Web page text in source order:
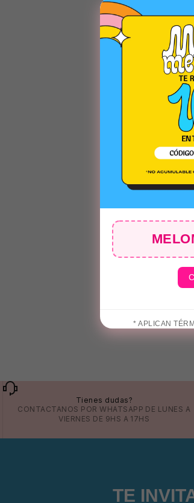
* APLICAN
Tienes dudas?
CONTACTANOS PORWHATSAPP DE LUNES A
VIERNES DE 9HS A 17HS
TE